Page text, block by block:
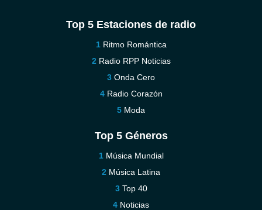
Top 5 Estaciones de radio
Ritmo Romántica
Radio RPP Noticias
Onda Cero
Radio Corazón
Moda
Top 5 Géneros
Música Mundial
Música Latina
Top 40
Noticias